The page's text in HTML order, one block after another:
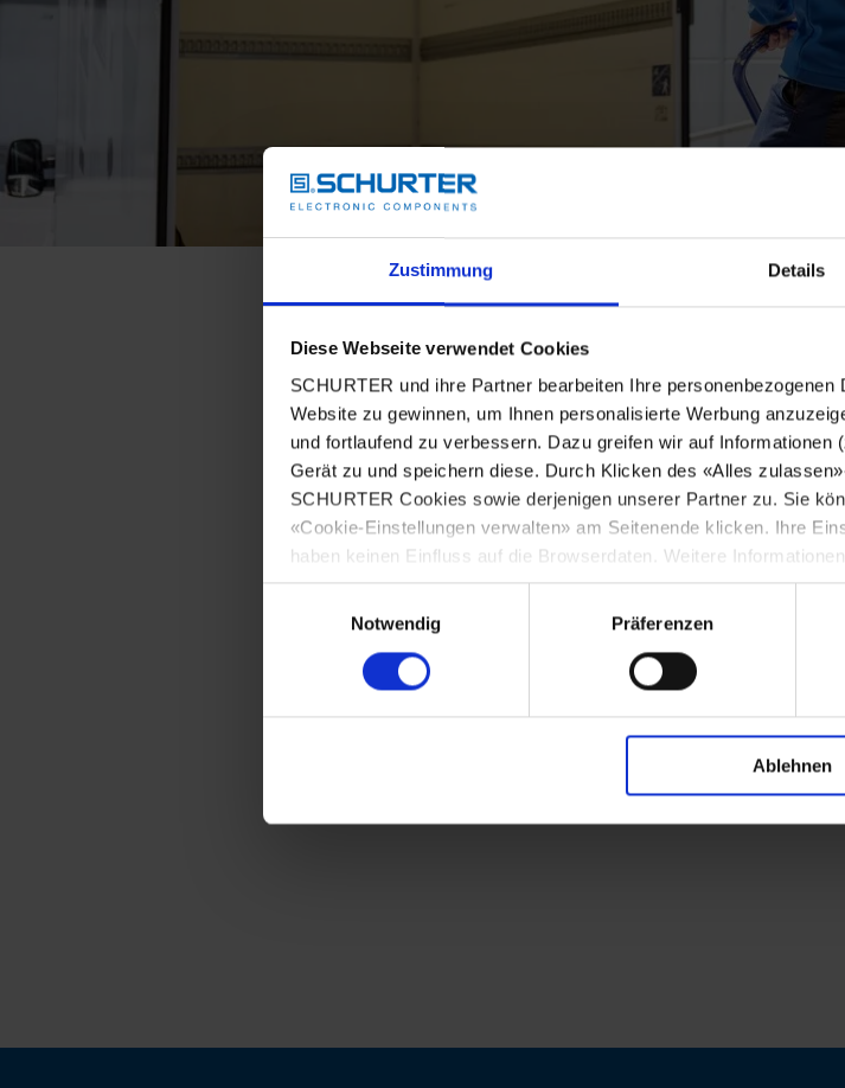
Zustimmung Details
Diese Webseite verwendet Cookies
SCHURTER und ihre Partner bearbeiten Ihre
Website zu gewinnen, um Ihnen personalisierte Werbung
und fortlaufend zu verbessern. Dazu greifen wir auf Informationen
Gerät zu und speichern diese. Durch Klicken des «Alles
SCHURTER Cookies sowie derjenigen unserer Partner zu. Sie
«Cookie-Einstellungen verwalten» am Seitenende klicken. Ihre
haben keinen Einfluss auf die Browserdaten. Weitere
Notwendig
Präferenzen
Ablehnen